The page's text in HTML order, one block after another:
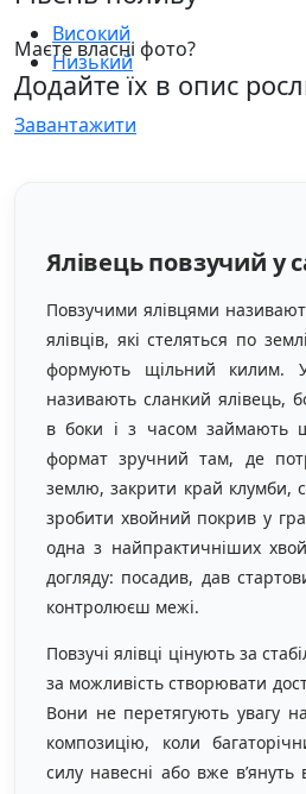
Високий
Низький
Маєте власні фото?
Додайте їх в опис
Завантажити
Ялівець повзучий у
Повзучими ялівцями
ялівців, які стеляться по
формують щільний килим.
називають сланкий ялівець,
в боки і з часом займають
формат зручний там, де
землю, закрити край клумби,
зробити хвойний покрив у
одна з найпрактичніших
догляду: посадив, дав
контролюєш межі.
Повзучі ялівці цінують за
за можливість створювати
Вони не перетягують увагу
композицію, коли
силу навесні або вже